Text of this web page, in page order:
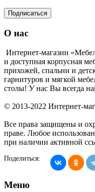
Подписаться
О нас
Интернет-магазин
и доступная корпусная
прихожей, спальни и
гарнитуров и мягкой
столы! У нас Вы всегда
© 2013-2022 Интернет-
Все права защищены и
праве. Любое
при наличии активной
Поделиться:
Меню